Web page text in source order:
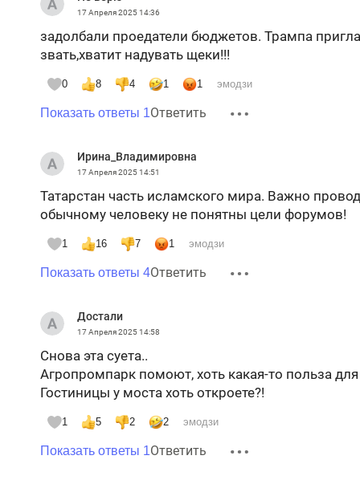
17 Апреля 202514:36
задолбали проедатели бюджетов. Трампа
звать,хватит надувать щеки!!!
0 8 4 1 1 эмодзи
Показать ответы 1Ответить
Ирина_Владимировна
17 Апреля 202514:51
Татарстан часть исламского мира. Важно
обычному человеку не понятны цели форумов!
1 16 7 1 эмодзи
Показать ответы 4Ответить
Достали
17 Апреля 202514:58
Снова эта суета..
Агропромпарк помоют, хоть какая-то польза для
Гостиницы у моста хоть откроете?!
1 5 2 2 эмодзи
Показать ответы 1Ответить